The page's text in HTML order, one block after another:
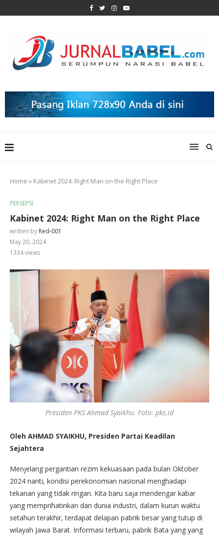
Home » Kabinet 2024: Right Man on the Right Place
PERSEPSI
Kabinet 2024: Right Man on the Right Place
written by Red-001
May 20, 2024
1334views
Presiden PKS Ahmad Syaikhu. Foto: pks.id
Oleh AHMAD SYAIKHU, Presiden Partai Keadilan
Sejahtera
Menjelang pergantian rezim kekuasaan pada bulan Oktober
2024 nanti, kondisi perekonomian nasional menghadapi
tekanan yang tidak ringan. Kita baru saja mendengar kabar
yang memprihatinkan dari dunia industri, dalam kurun waktu
setahun terakhir, terdapat delapan pabrik besar yang tutup di
wilayah Jawa Barat. Informasi terbaru, pabrik Bata yang yang